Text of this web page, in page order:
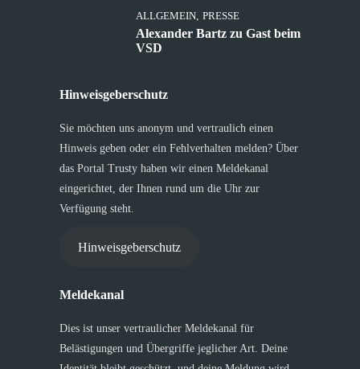
ALLGEMEIN, PRESSE
Alexander Bartz zu Gast beim
VSD
Hinweisgeberschutz
Sie möchten uns anonym und vertraulich einen
Hinweis geben oder ein Fehlverhalten melden? Über
das Portal Trusty haben wir einen Meldekanal
eingerichtet, der Ihnen rund um die Uhr zur
Verfügung steht.
Hinweisgeberschutz
Meldekanal
Dies ist unser vertraulicher Meldekanal für
Belästigungen und Übergriffe jeglicher Art. Deine